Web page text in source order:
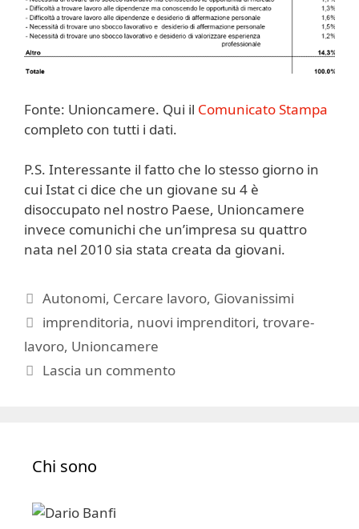
Fonte: Unioncamere. Qui il Comunicato Stampa
completo con tutti i dati.
P.S. Interessante il fatto che lo stesso giorno in
cui Istat ci dice che un giovane su 4 è
disoccupato nel nostro Paese, Unioncamere
invece comunichi che un’impresa su quattro
nata nel 2010 sia stata creata da giovani.
Categorie
Autonomi, Cercare lavoro, Giovanissimi
Tag
imprenditoria, nuovi imprenditori,trovare-
lavoro, Unioncamere
Lascia un commento
Chi sono